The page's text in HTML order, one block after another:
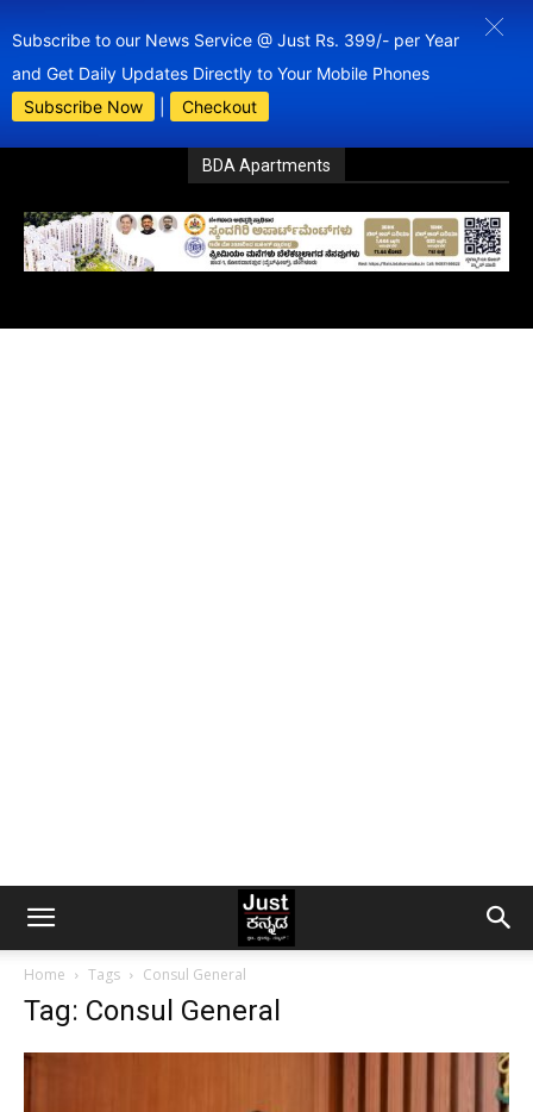
Subscribe to our News Service @ Just Rs. 399/- per Year
and Get Daily Updates Directly to Your Mobile Phones
Subscribe Now
Checkout
BDA Apartments
Home Tags Consul General
Tag: Consul General